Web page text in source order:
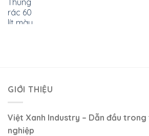
GIỚI THIỆU
Việt Xanh Industry – Dẫn đầu
nghiệp